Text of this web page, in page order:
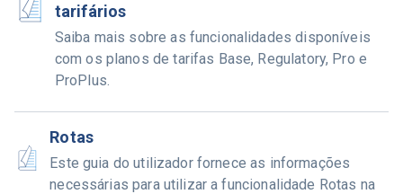
tarifários
Saiba mais sobre as funcionalidades disponíveis
com os planos de tarifas Base, Regulatory, Pro e
ProPlus.
Rotas
Este guia do utilizador fornece as informações
necessárias para utilizar a funcionalidade Rotas na